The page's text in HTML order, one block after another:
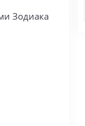
Зодиака